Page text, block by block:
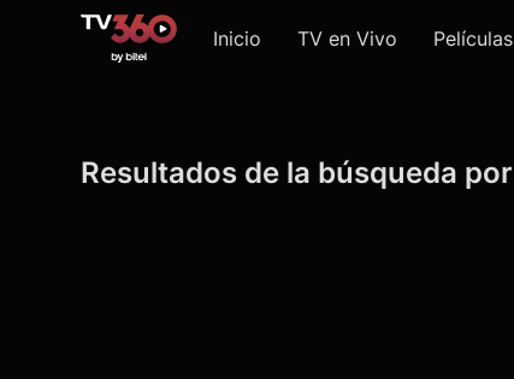
Inicio TV en Vivo Películas
Resultados de la búsqueda por